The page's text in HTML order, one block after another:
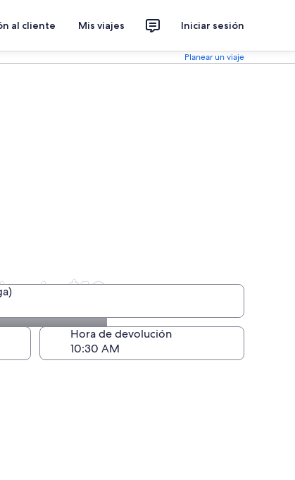
al cliente Mis viajes Iniciar sesión
Planear un viaje
$10
Hora de devolución